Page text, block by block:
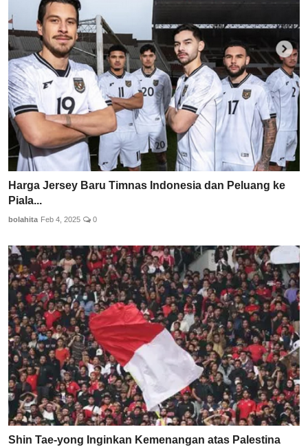
Harga Jersey Baru Timnas Indonesia dan Peluang ke
Piala...
bolahita Feb 4, 2025 0
Shin Tae-yong Inginkan Kemenangan atas Palestina